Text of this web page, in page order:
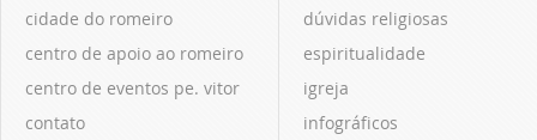
cidade do romeiro
centro de apoio ao romeiro
centro de eventos pe. vitor
contato
dúvidas religiosas
espiritualidade
igreja
infográficos